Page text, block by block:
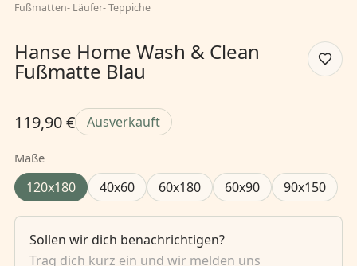
Fußmatten- Läufer-Teppiche
Hanse Home Wash & Clean
Fußmatte Blau
119,90 € Ausverkauft
Maße
120x180 40x60 60x180 60x90 90x150
Sollen wir dich benachrichtigen?
Trag dich kurz ein und wir melden uns